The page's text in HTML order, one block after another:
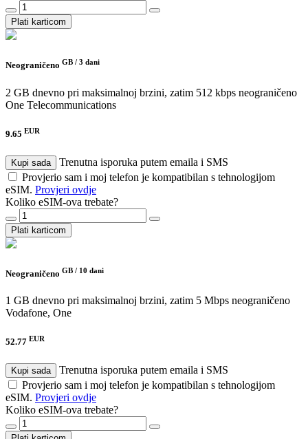
Plati karticom
Neograničeno GB / 3 dani
2 GB dnevno pri maksimalnoj brzini, zatim 512 kbps neograničeno
One Telecommunications
9.65 EUR
Kupi sada
Trenutna isporuka putem emaila i SMS
Provjerio sam i moj telefon je kompatibilan s tehnologijom
eSIM. Provjeri ovdje
Koliko eSIM-ova trebate?
Plati karticom
Neograničeno GB / 10 dani
1 GB dnevno pri maksimalnoj brzini, zatim 5 Mbps neograničeno
Vodafone, One
52.77 EUR
Kupi sada
Trenutna isporuka putem emaila i SMS
Provjerio sam i moj telefon je kompatibilan s tehnologijom
eSIM. Provjeri ovdje
Koliko eSIM-ova trebate?